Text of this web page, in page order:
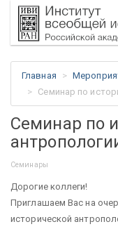
Главная
Семинар по
Семинар по
Семинары
Дорогие коллеги!
Приглашаем Вас на
исторической